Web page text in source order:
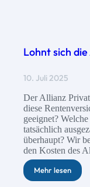
Lohnt sich
10. Juli 2025
Der Allianz
diese
geeignet?
tatsächlich
überhaupt? Wir
den Kosten des
Mehr lesen